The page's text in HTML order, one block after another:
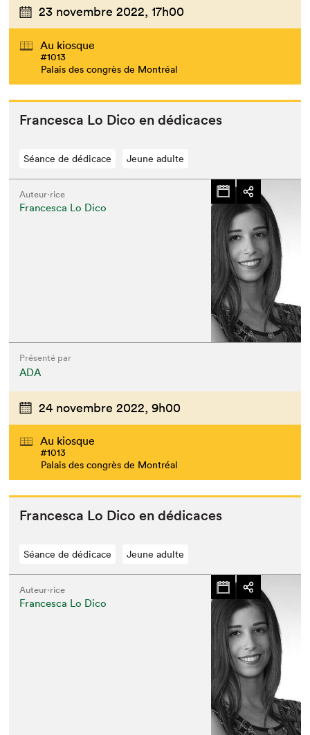
23 novembre 2022, 17h00
Au kiosque
#1013
Palais des congrès de Montréal
Francesca Lo Dico en dédicaces
Séance de dédicace Jeune adulte
Auteur·rice
Francesca Lo Dico
Présenté par
ADA
24 novembre 2022, 9h00
Au kiosque
#1013
Palais des congrès de Montréal
Francesca Lo Dico en dédicaces
Séance de dédicace Jeune adulte
Auteur·rice
Francesca Lo Dico